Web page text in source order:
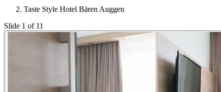
Taste Style Hotel Bären Auggen
Slide 1 of 11